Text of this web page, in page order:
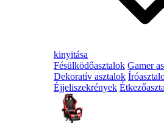
kinyitása
Fésülködőasztalok Gamer
Dekoratív asztalok
Éjjeliszekrények